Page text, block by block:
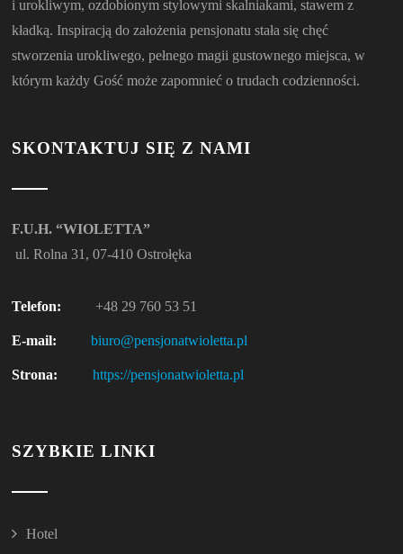
i urokliwym, ozdobionym stylowymi skalniakami, stawem z
kładką. Inspiracją do założenia pensjonatu stała się chęć
stworzenia urokliwego, pełnego magii gustownego miejsca, w
którym każdy Gość może zapomnieć o trudach codzienności.
SKONTAKTUJ SIĘ Z NAMI
F.U.H. “WIOLETTA”
ul. Rolna 31, 07-410 Ostrołęka
Telefon: +48 29 760 53 51
E-mail: biuro@pensjonatwioletta.pl
Strona: https://pensjonatwioletta.pl
SZYBKIE LINKI
Hotel